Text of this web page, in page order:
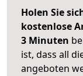
Holen Sie
kostenlose
3 Minuten
ist, dass all
angeboten